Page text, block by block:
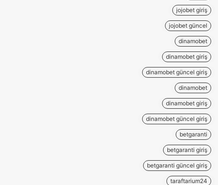
jojobet giriş
jojobet güncel
dinamobet
dinamobet giriş
dinamobet güncel giriş
dinamobet
dinamobet giriş
dinamobet güncel giriş
betgaranti
betgaranti giriş
betgaranti güncel giriş
taraftarium24